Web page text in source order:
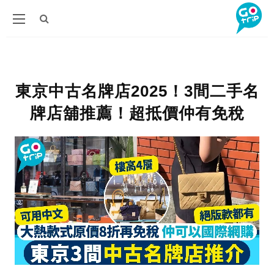
東京中古名牌店2025！3間二手名
牌店舖推薦！超抵價仲有免稅